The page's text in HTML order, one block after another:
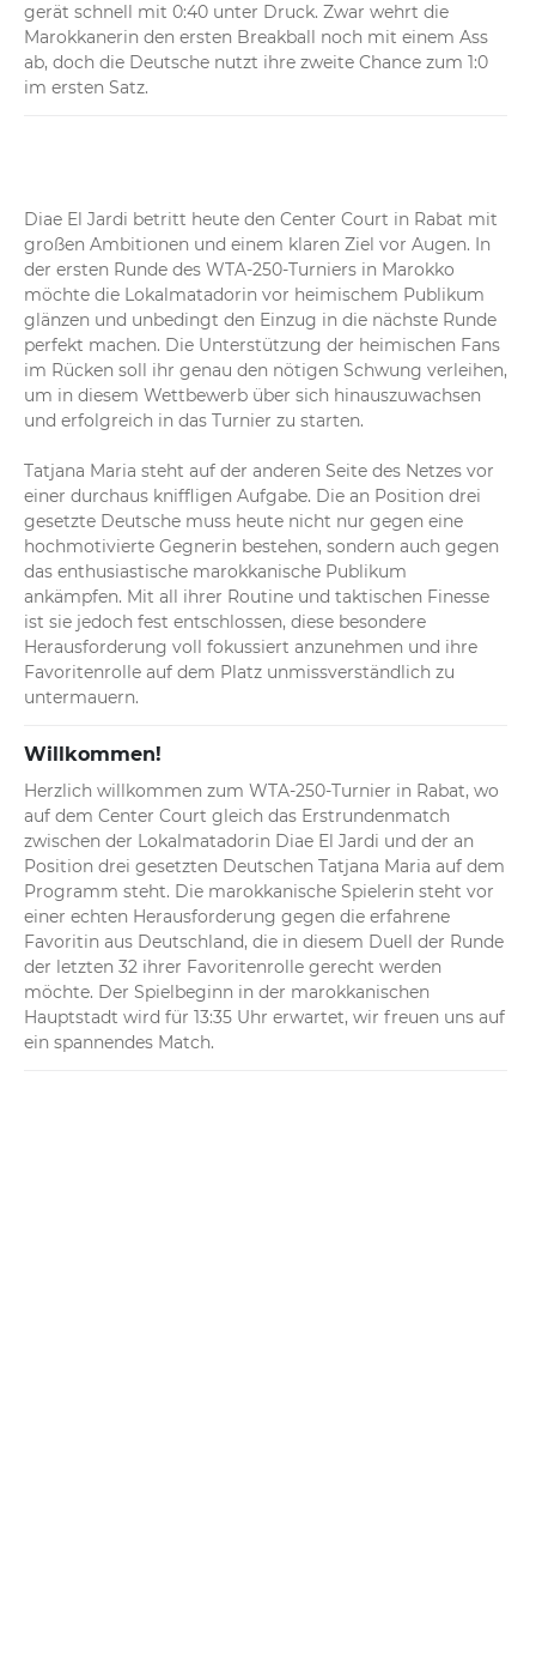
gerät schnell mit 0:40 unter Druck. Zwar wehrt die
Marokkanerin den ersten Breakball noch mit einem Ass
ab, doch die Deutsche nutzt ihre zweite Chance zum 1:0
im ersten Satz.
Diae El Jardi betritt heute den Center Court in Rabat mit
großen Ambitionen und einem klaren Ziel vor Augen. In
der ersten Runde des WTA-250-Turniers in Marokko
möchte die Lokalmatadorin vor heimischem Publikum
glänzen und unbedingt den Einzug in die nächste Runde
perfekt machen. Die Unterstützung der heimischen Fans
im Rücken soll ihr genau den nötigen Schwung verleihen,
um in diesem Wettbewerb über sich hinauszuwachsen
und erfolgreich in das Turnier zu starten.
Tatjana Maria steht auf der anderen Seite des Netzes vor
einer durchaus kniffligen Aufgabe. Die an Position drei
gesetzte Deutsche muss heute nicht nur gegen eine
hochmotivierte Gegnerin bestehen, sondern auch gegen
das enthusiastische marokkanische Publikum
ankämpfen. Mit all ihrer Routine und taktischen Finesse
ist sie jedoch fest entschlossen, diese besondere
Herausforderung voll fokussiert anzunehmen und ihre
Favoritenrolle auf dem Platz unmissverständlich zu
untermauern.
Willkommen!
Herzlich willkommen zum WTA-250-Turnier in Rabat, wo
auf dem Center Court gleich das Erstrundenmatch
zwischen der Lokalmatadorin Diae El Jardi und der an
Position drei gesetzten Deutschen Tatjana Maria auf dem
Programm steht. Die marokkanische Spielerin steht vor
einer echten Herausforderung gegen die erfahrene
Favoritin aus Deutschland, die in diesem Duell der Runde
der letzten 32 ihrer Favoritenrolle gerecht werden
möchte. Der Spielbeginn in der marokkanischen
Hauptstadt wird für 13:35 Uhr erwartet, wir freuen uns auf
ein spannendes Match.